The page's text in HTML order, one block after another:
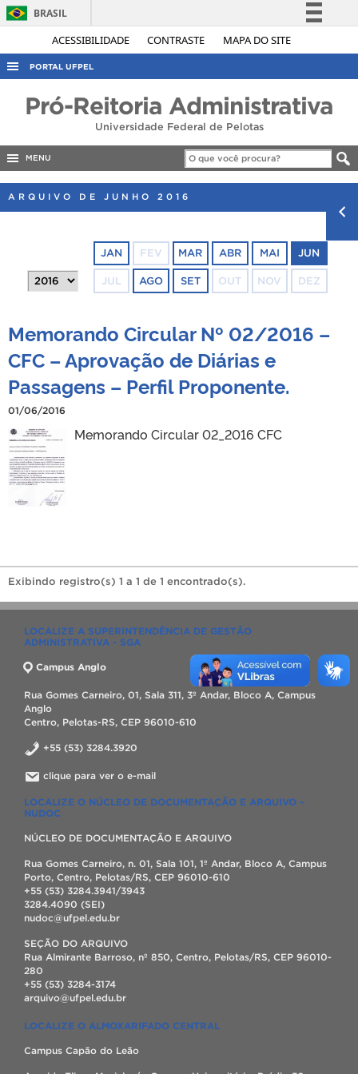
ACESSIBILIDADE CONTRASTE MAPA DO SITE
BRASIL
Simplifique!
Acesso à informação
Legislação
Canais
PORTAL UFPEL
COBALTO
EDITAIS
PORTARIAS
Pró-Reitoria Administrativa
Universidade Federal de Pelotas
MENU
ARQUIVO DE JUNHO 2016
JAN FEV MAR ABR MAI JUN
JUL AGO SET OUT NOV DEZ
Memorando Circular Nº 02/2016 –
CFC – Aprovação de Diárias e
Passagens – Perfil Proponente.
01/06/2016
Memorando Circular 02_2016 CFC
Exibindo registro(s) 1 a 1 de 1 encontrado(s).
LOCALIZE A SUPERINTENDÊNCIA DE GESTÃO
ADMINISTRATIVA - SGA
Campus Anglo
Rua Gomes Carneiro, 01, Sala 311, 3º Andar, Bloco A, Campus
Anglo
Centro, Pelotas-RS, CEP 96010-610
+55 (53) 3284.3920
clique para ver o e-mail
LOCALIZE O NÚCLEO DE DOCUMENTAÇÃO E ARQUIVO –
NUDOC
NÚCLEO DE DOCUMENTAÇÃO E ARQUIVO
Rua Gomes Carneiro, n. 01, Sala 101, 1º Andar, Bloco A, Campus
Porto, Centro, Pelotas/RS, CEP 96010-610
+55 (53) 3284.3941/3943
3284.4090 (SEI)
nudoc@ufpel.edu.br
SEÇÃO DO ARQUIVO
Rua Almirante Barroso, nº 850, Centro, Pelotas/RS, CEP 96010-
280
+55 (53) 3284-3174
arquivo@ufpel.edu.br
LOCALIZE O ALMOXARIFADO CENTRAL
Campus Capão do Leão